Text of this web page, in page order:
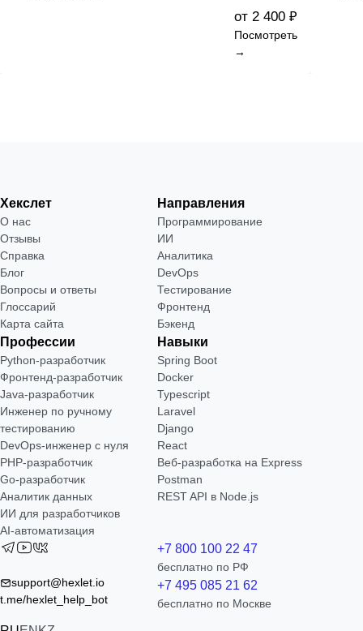
от 2 400 ₽
Посмотреть
→
Хекслет
О нас
Отзывы
Справка
Блог
Вопросы и ответы
Глоссарий
Карта сайта
Направления
Программирование
ИИ
Аналитика
DevOps
Тестирование
Фронтенд
Бэкенд
Профессии
Python-разработчик
Фронтенд-разработчик
Java-разработчик
Инженер по ручному
тестированию
DevOps-инженер с нуля
РНР-разработчик
Go-разработчик
Аналитик данных
ИИ для разработчиков
AI-автоматизация
Навыки
Spring Boot
Docker
Typescript
Laravel
Django
React
Веб-разработка на Express
Postman
REST API в Node.js
support@hexlet.io
t.me/hexlet_help_bot
+7 800 100 22 47
бесплатно по РФ
+7 495 085 21 62
бесплатно по Москве